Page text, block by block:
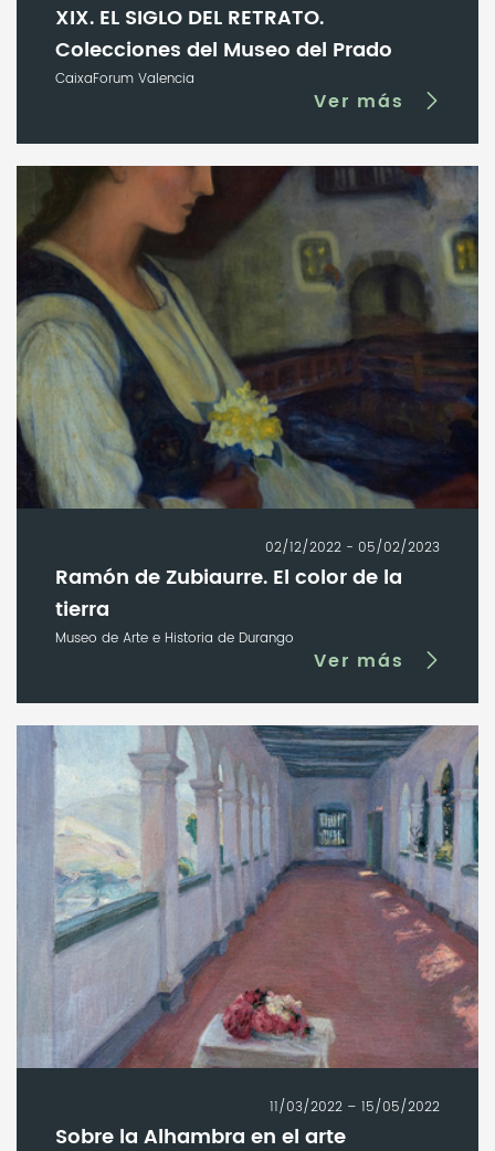
XIX. EL SIGLO DEL RETRATO.
Colecciones del Museo del Prado
CaixaForum Valencia
Ver más
02/12/2022 - 05/02/2023
Ramón de Zubiaurre. El color de la
tierra
Museo de Arte e Historia de Durango
Ver más
11/03/2022 – 15/05/2022
Sobre la Alhambra en el arte